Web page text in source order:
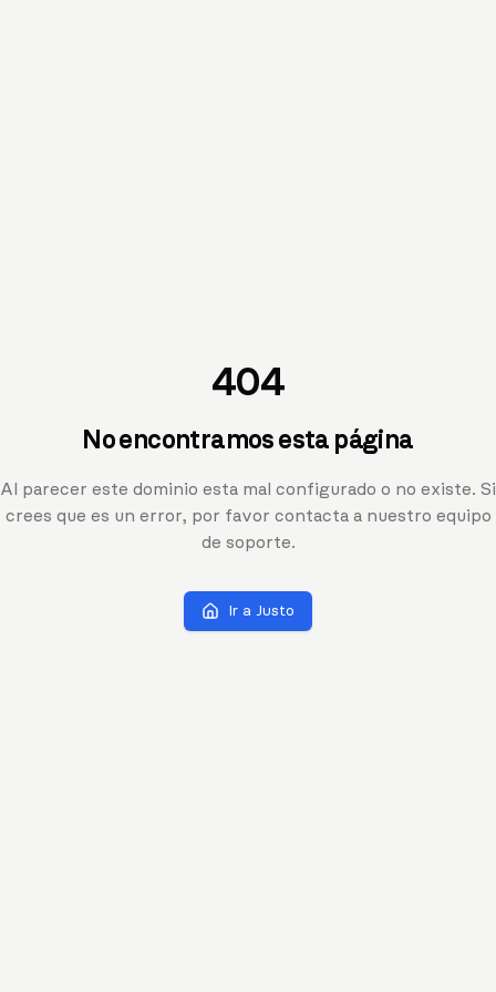
404
No encontramos esta página
Al parecer este dominio esta mal configurado o no existe. Si
crees que es un error, por favor contacta a nuestro equipo
de soporte.
Ir a Justo